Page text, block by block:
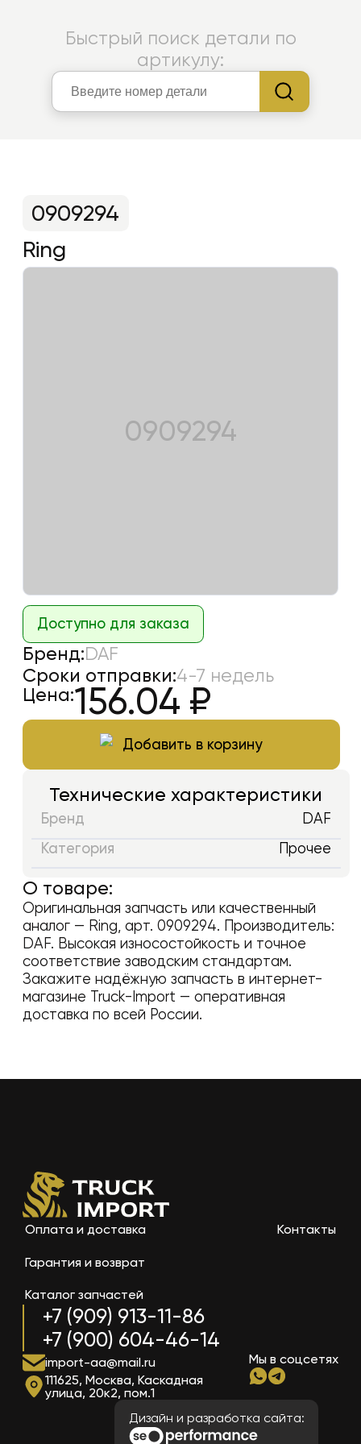
Быстрый поиск детали по
артикулу:
Ring
0909294
0909294
Доступно для заказа
Бренд:DAF
Сроки отправки:4-7 недель
Цена:156.04 ₽
Добавить в корзину
Технические характеристики
Бренд DAF
Категория Прочее
О товаре:
Оригинальная запчасть или качественный
аналог — Ring, арт. 0909294. Производитель:
DAF. Высокая износостойкость и точное
соответствие заводским стандартам.
Закажите надёжную запчасть в интернет-
магазине Truck-Import — оперативная
доставка по всей России.
+7 (909) 913-11-86
+7 (900) 604-46-14
Оплата и доставка
Гарантия и возврат
Каталог запчастей
Контакты
import-aa@mail.ru
111625, Москва, Каскадная
улица, 20к2, пом.1
Мы в соцсетях
Дизайн и разработка сайта: